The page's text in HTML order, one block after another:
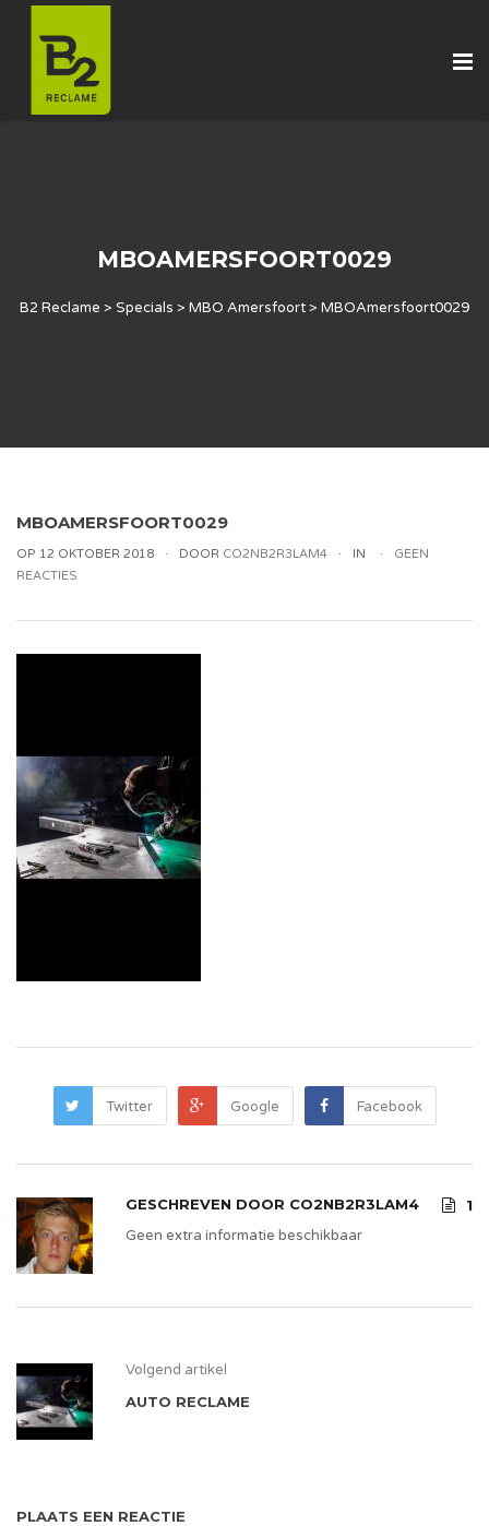
MBOAMERSFOORT0029
B2 Reclame > Specials > MBO Amersfoort> MBOAmersfoort0029
MBOAMERSFOORT0029
OP 12 OKTOBER 2018 DOOR CO2NB2R3LAM4 IN
GEEN
REACTIES
Twitter Google Facebook
GESCHREVEN DOOR CO2NB2R3LAM4
1
Geen extra informatie beschikbaar
Volgend artikel
AUTO RECLAME
PLAATS EEN REACTIE